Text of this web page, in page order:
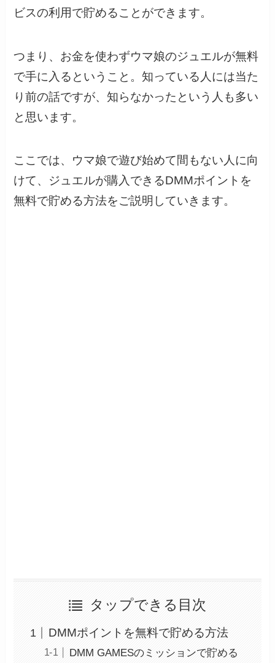
ビスの利用で貯めることができます。
つまり、お金を使わずウマ娘のジュエルが無料
で手に入るということ。知っている人には当た
り前の話ですが、知らなかったという人も多い
と思います。
ここでは、ウマ娘で遊び始めて間もない人に向
けて、ジュエルが購入できるDMMポイントを
無料で貯める方法をご説明していきます。
タップできる目次
DMMポイントを無料で貯める方法
DMM GAMESのミッションで貯める